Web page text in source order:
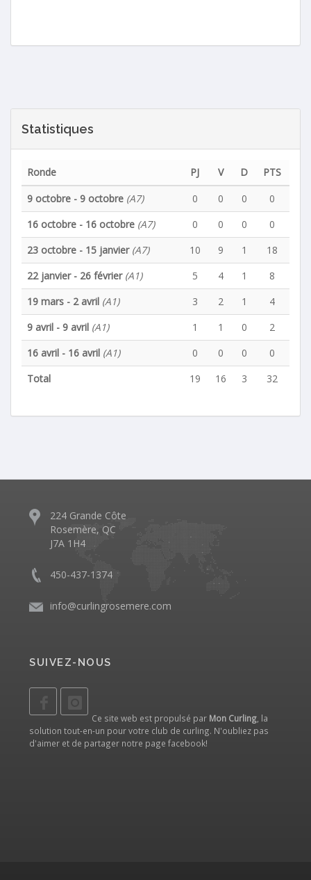
Statistiques
Ronde PJ V D
PTS
9 octobre - 9 octobre (A7) 0 0 0
0
16 octobre - 16 octobre (A7) 0 0 0
0
23 octobre - 15 janvier (A7) 10 9 1
18
22 janvier - 26 février (A1) 5 4 1
8
19 mars - 2 avril (A1) 3 2 1
4
9 avril - 9 avril (A1) 1 1 0
2
16 avril - 16 avril (A1) 0 0 0
0
Total
19 16 3 32
224 Grande Côte
Rosemère, QC
J7A 1H4
450-437-1374
info@curlingrosemere.com
SUIVEZ-NOUS
Ce site web est propulsé par Mon Curling , la
solution tout-en-un pour votre club de curling. N'oubliez pas
d'aimer et de partager notre page facebook!